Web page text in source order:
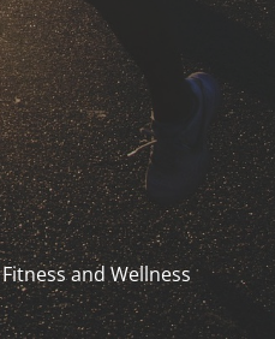
and Wellness